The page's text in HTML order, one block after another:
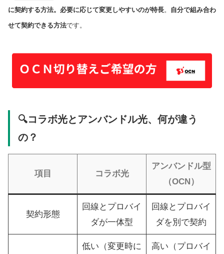
に契約する方法。必要に応じて変更しやすいのが特長。 自分で組み合わ
せて契約できる方法です。
🔍コラボ光とアンバンドル光、何が違う
の？
項目 コラボ光
アンバンドル型
（OCN）
契約形態
回線とプロバイ
ダが一体型
回線とプロバイ
ダを別で契約
低い（変更時に
高い（プロバイ